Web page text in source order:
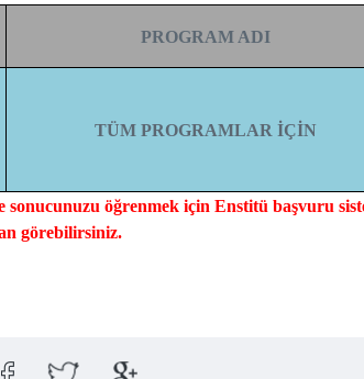
PROGRAM ADI
TÜM PROGRAMLAR İÇİN
sonucunuzu öğrenmek için Enstitü başvuru
görebilirsiniz.